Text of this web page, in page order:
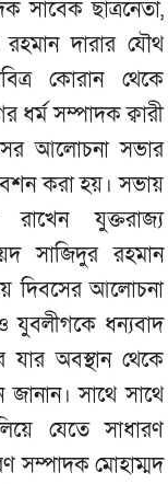
সাবেক ছাত্রনেতা,
রহমান দারার যৌথ
কোরান থেকে
ধর্ম সম্পাদক ক্বারী
আলোচনা সভার
করা হয়। সভায়
যুক্তরাজ্য
সাজিদুর রহমান
দিবসের আলোচনা
যুবলীগকে ধন্যবাদ
যার অবস্থান থেকে
সাথে সাথে
যেতে সাধারণ
সম্পাদক মোহাম্মদ